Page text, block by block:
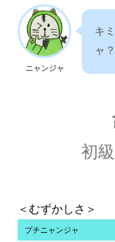
ニャンジャ
キ
ャ？
初
＜むずかしさ＞
プチニャンジャ